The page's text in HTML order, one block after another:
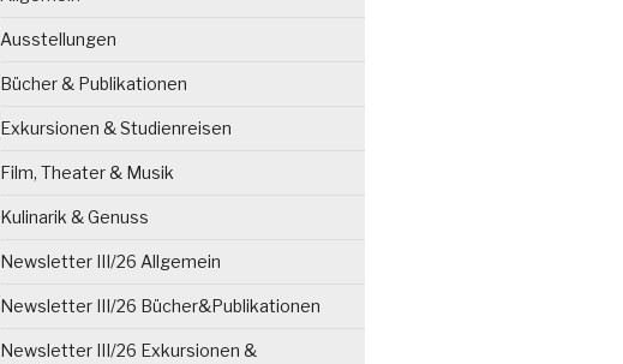
Ausstellungen
Bücher & Publikationen
Exkursionen & Studienreisen
Film, Theater & Musik
Kulinarik & Genuss
Newsletter III/26 Allgemein
Newsletter III/26 Bücher&Publikationen
Newsletter III/26 Exkursionen &